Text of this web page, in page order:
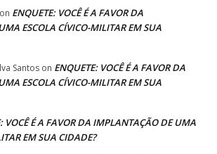
on ENQUETE: VOCÊ É A FAVOR DA
ESCOLA CÍVICO-MILITAR EM SUA
Santos on ENQUETE: VOCÊ É A FAVOR DA
ESCOLA CÍVICO-MILITAR EM SUA
VOCÊ É A FAVOR DA IMPLANTAÇÃO DE UMA
EM SUA CIDADE?